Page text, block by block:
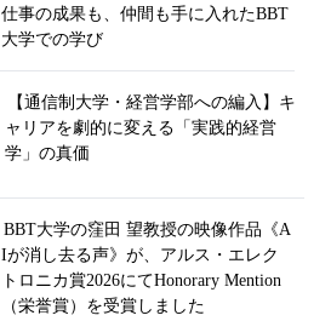
仕事の成果も、仲間も手に入れたBBT
大学での学び
【通信制大学・経営学部への編入】キ
ャリアを劇的に変える「実践的経営
学」の真価
BBT大学の窪田 望教授の映像作品《A
Iが消し去る声》が、アルス・エレク
トロニカ賞2026にてHonorary Mention
（栄誉賞）を受賞しました